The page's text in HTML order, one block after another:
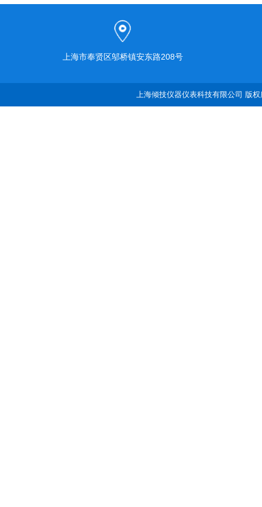
上海市奉贤区邬桥镇安东路208号
上海倾技仪器仪表科技有限公司 版